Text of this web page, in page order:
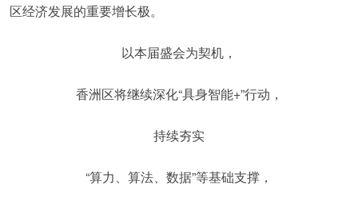
区经济发展的重要增长极。
以本届盛会为契机，
香洲区将继续深化“具身智能+”行动，
持续夯实
“算力、算法、数据”等基础支撑，